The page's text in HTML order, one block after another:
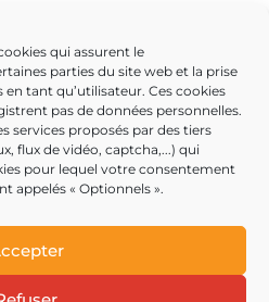
qui assurent le
parties du site web et la prise
tant qu’utilisateur. Ces cookies
pas de données personnelles.
services proposés par des tiers
flux de vidéo, captcha,...) qui
pour lequel votre consentement
appelés « Optionnels ».